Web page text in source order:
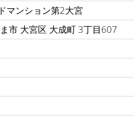
マンション第2大宮
市 大宮区 大成町 3丁目607